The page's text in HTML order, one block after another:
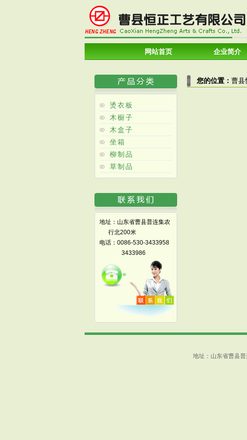
网站首页 企业简介
烫衣板
木橱子
木盒子
坐箱
柳制品
草制品
地址：山东省曹县普连集农
行北200米
电话：0086-530-3433958
3433986
您的位置： 曹县
地址：山东省曹县普